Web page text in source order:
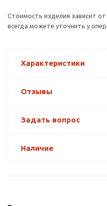
Стоимость изделия зависит
всегда можете уточнить у
Характеристики
Отзывы
Задать вопрос
Наличие